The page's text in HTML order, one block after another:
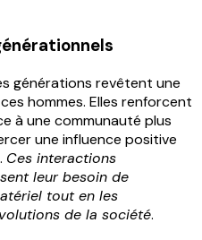
générations revêtent une
hommes. Elles renforcent
à une communauté plus
une influence positive
Ces interactions
leur besoin de
tout en les
de la société.